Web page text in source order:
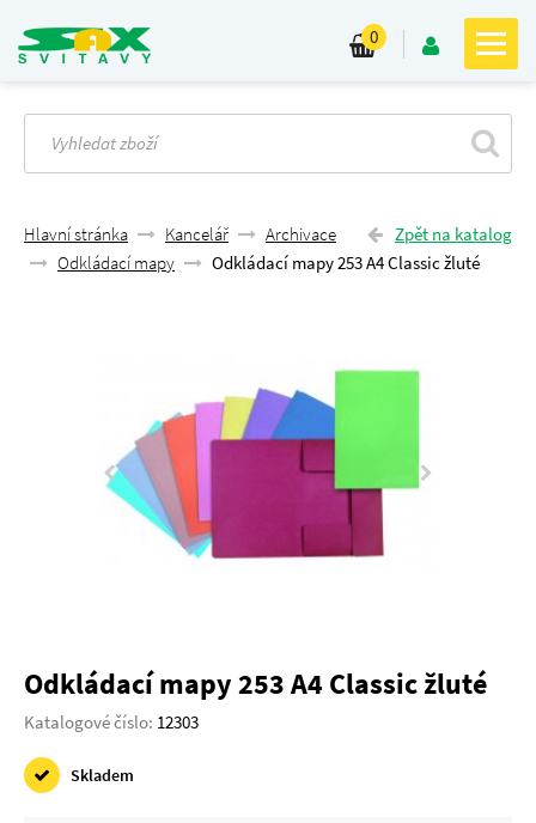
0
Zpět na katalog
Hlavní stránka Kancelář
Archivace
Odkládací mapy
Odkládací mapy 253 A4 Classic žluté
Odkládací mapy 253 A4 Classic žluté
Katalogové číslo: 12303
Skladem